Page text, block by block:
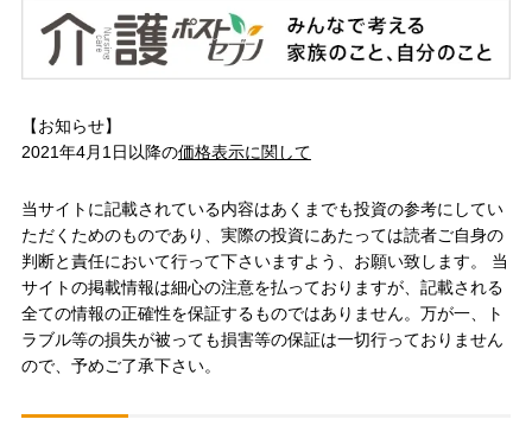
【お知らせ】
2021年4月1日以降の価格表示に関して
当サイトに記載されている内容はあくまでも投資の参考にしてい
ただくためのものであり、実際の投資にあたっては読者ご自身の
判断と責任において行って下さいますよう、お願い致します。 当
サイトの掲載情報は細心の注意を払っておりますが、記載される
全ての情報の正確性を保証するものではありません。万が一、ト
ラブル等の損失が被っても損害等の保証は一切行っておりません
ので、予めご了承下さい。